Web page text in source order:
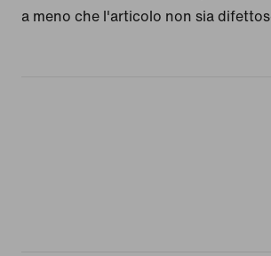
a meno che l'articolo non sia